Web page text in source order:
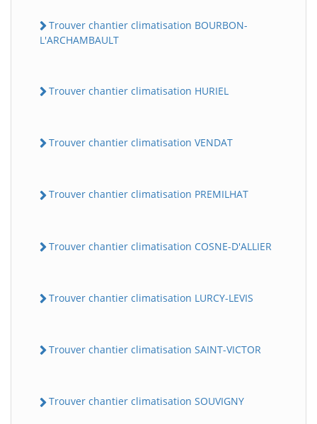
Trouver chantier climatisation BOURBON-
L'ARCHAMBAULT
Trouver chantier climatisation HURIEL
Trouver chantier climatisation VENDAT
Trouver chantier climatisation PREMILHAT
Trouver chantier climatisation COSNE-D'ALLIER
Trouver chantier climatisation LURCY-LEVIS
Trouver chantier climatisation SAINT-VICTOR
Trouver chantier climatisation SOUVIGNY